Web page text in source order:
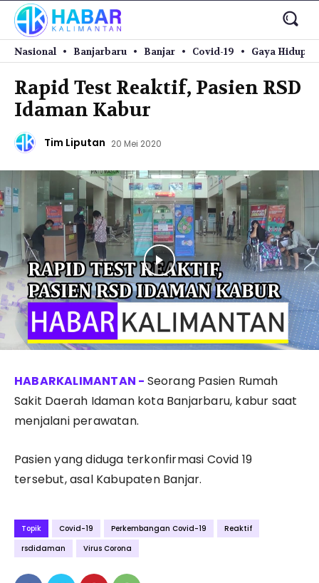
Nasional Banjarbaru Banjar Covid-19 Gaya Hidup
Rapid Test Reaktif, Pasien RSD
Idaman Kabur
Tim Liputan 20 Mei 2020
Seorang Pasien Rumah
Sakit Daerah Idaman kota Banjarbaru, kabur saat
menjalani perawatan.
Pasien yang diduga terkonfirmasi Covid 19
tersebut, asal Kabupaten Banjar.
Topik Covid-19 Perkembangan Covid-19
Reaktif
rsdidaman
Virus Corona